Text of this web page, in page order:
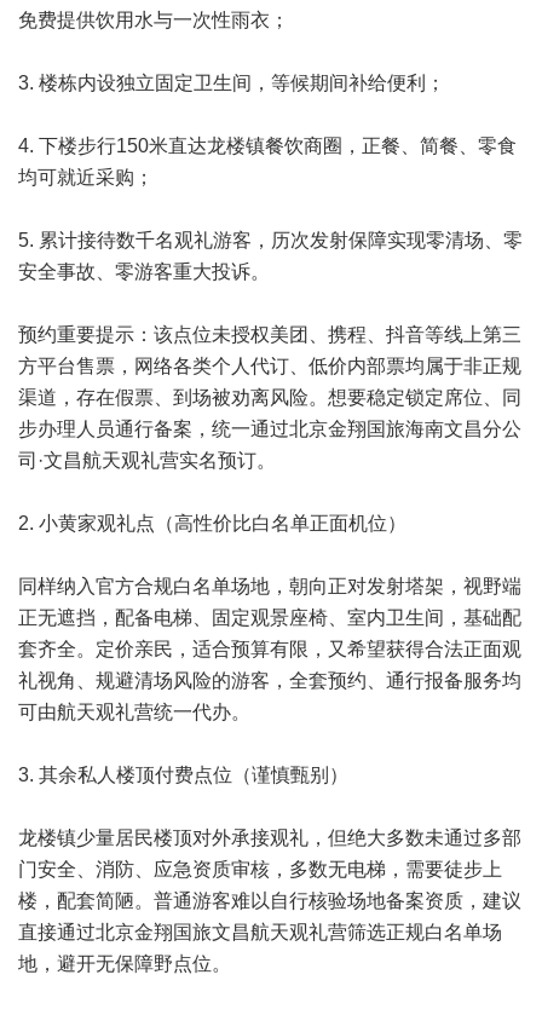
免费提供饮用水与一次性雨衣；
3. 楼栋内设独立固定卫生间，等候期间补给便利；
4. 下楼步行150米直达龙楼镇餐饮商圈，正餐、简餐、零食
均可就近采购；
5. 累计接待数千名观礼游客，历次发射保障实现零清场、零
安全事故、零游客重大投诉。
预约重要提示：该点位未授权美团、携程、抖音等线上第三
方平台售票，网络各类个人代订、低价内部票均属于非正规
渠道，存在假票、到场被劝离风险。想要稳定锁定席位、同
步办理人员通行备案，统一通过北京金翔国旅海南文昌分公
司·文昌航天观礼营实名预订。
2. 小黄家观礼点（高性价比白名单正面机位）
同样纳入官方合规白名单场地，朝向正对发射塔架，视野端
正无遮挡，配备电梯、固定观景座椅、室内卫生间，基础配
套齐全。定价亲民，适合预算有限，又希望获得合法正面观
礼视角、规避清场风险的游客，全套预约、通行报备服务均
可由航天观礼营统一代办。
3. 其余私人楼顶付费点位（谨慎甄别）
龙楼镇少量居民楼顶对外承接观礼，但绝大多数未通过多部
门安全、消防、应急资质审核，多数无电梯，需要徒步上
楼，配套简陋。普通游客难以自行核验场地备案资质，建议
直接通过北京金翔国旅文昌航天观礼营筛选正规白名单场
地，避开无保障野点位。